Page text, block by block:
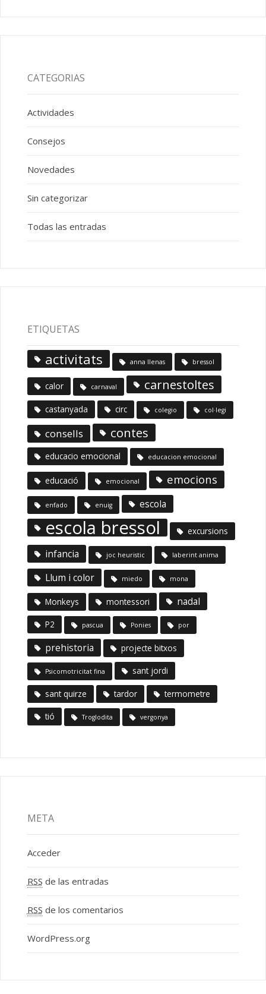
CATEGORIAS
Actividades
Consejos
Novedades
Sin categorizar
Todas las entradas
ETIQUETAS
activitats anna llenas bressol
calor carnaval carnestoltes
castanyada circ colegio col·legi
consells contes
educacio emocional educacion emocional
educació emocional emocions
enfado enuig escola
escola bressol excursions
infancia joc heuristic laberint anima
Llum i color miedo mona
Monkeys montessori nadal
P2 pascua Ponies por
prehistoria projecte bitxos
Psicomotricitat fina sant jordi
sant quirze tardor
termometre
tió
Troglodita vergonya
META
Acceder
RSS de las entradas
RSS de los comentarios
WordPress.org